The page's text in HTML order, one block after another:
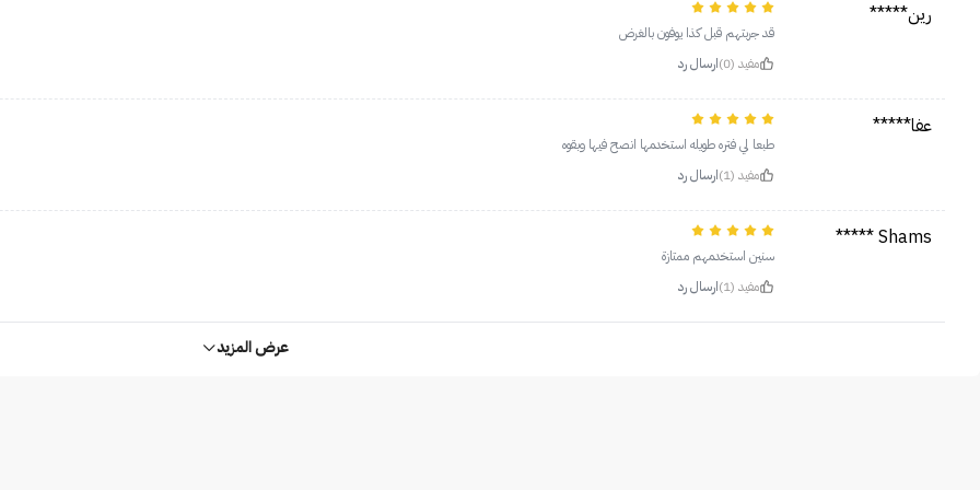
رين*****
قد جربتهم قبل كذا يوفون بالغرض
مفيد (0)
ارسال رد
عفا*****
طبعا لي فتره طويله استخدمها انصح فيها وبقوه
مفيد (1)
ارسال رد
Shams *****
سنين استخدمهم ممتازة
مفيد (1)
ارسال رد
عرض المزيد